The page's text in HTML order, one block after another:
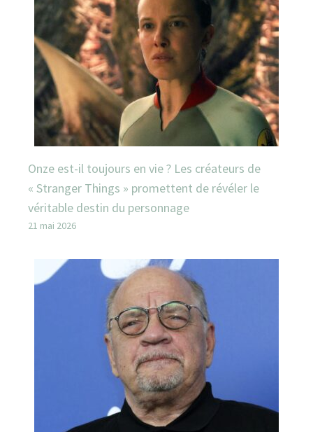
Onze est-il toujours en vie ? Les créateurs de
« Stranger Things » promettent de révéler le
véritable destin du personnage
21 mai 2026